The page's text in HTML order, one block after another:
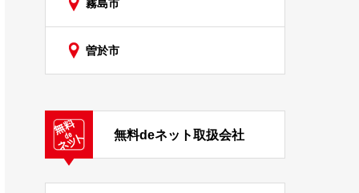
霧島市
曽於市
無料deネット取扱会社